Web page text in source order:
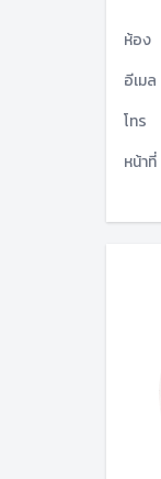
ห้อง
อีเมล
โทร
หน้าที่